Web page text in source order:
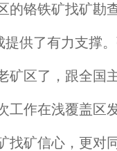
铁矿找矿勘查
提供了有力支撑
区了，跟全国
工作在浅覆盖
矿信心，更对